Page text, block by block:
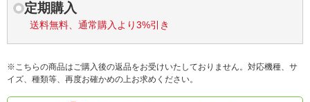
定期購入
送料無料、通常購入より3%引き
※こちらの商品はご購入後の返品をお受けいたしておりません。対応機種、サ
イズ、種類等、再度お確かめの上お求めください。